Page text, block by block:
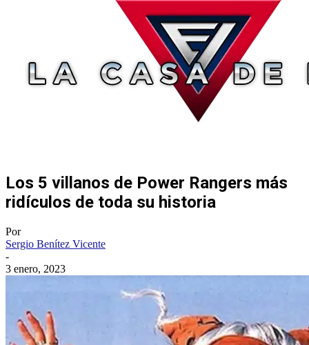
Los 5 villanos de Power Rangers más
ridículos de toda su historia
Por
Sergio Benítez Vicente
-
3 enero, 2023